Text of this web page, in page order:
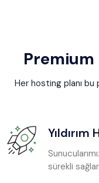
Her hosting planı bu
Yıldırım
sürekli sağlar.